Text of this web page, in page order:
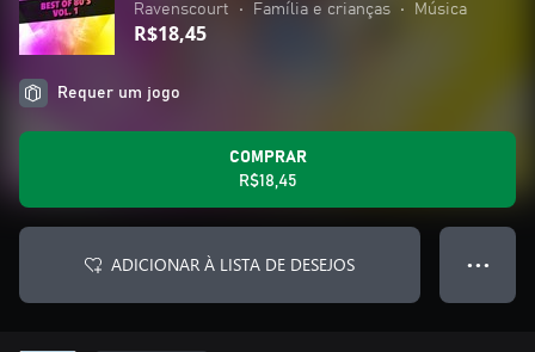
Ravenscourt • Família e crianças • Música
R$18,45
Requer um jogo
COMPRAR
R$18,45
ADICIONAR À LISTA DE DESEJOS ● ● ●